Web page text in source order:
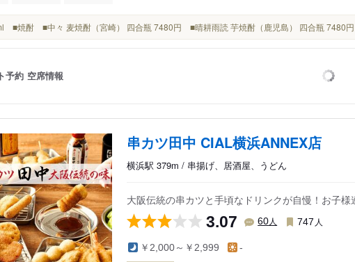
■焼酎 ■中々 麦焼酎（宮崎） 四合瓶 7480円 ■晴耕雨読 芋焼酎（鹿児島） 四合瓶 7480
予約 空席情報
串カツ田中 CIAL横浜ANNEX店
横浜駅 379m / 串揚げ、居酒屋、うどん
大阪伝統の串カツと手頃なドリンクが自慢！お子
3.07 60人 747 人
￥2,000～￥2,999 -